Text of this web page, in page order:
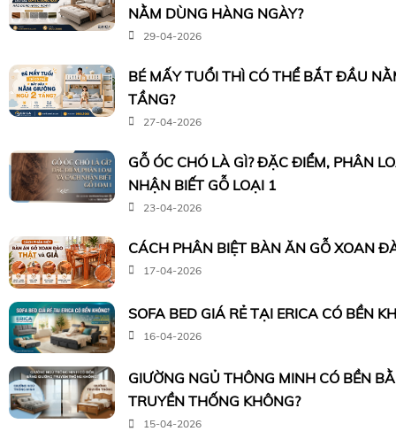
NẰM DÙNG HÀNG NGÀY?
29-04-2026
BÉ MẤY TUỔI THÌ CÓ THỂ BẮT ĐẦU
TẦNG?
27-04-2026
GỖ ÓC CHÓ LÀ GÌ? ĐẶC ĐIỂM, PHÂN
NHẬN BIẾT GỖ LOẠI 1
23-04-2026
CÁCH PHÂN BIỆT BÀN ĂN GỖ XOAN
17-04-2026
SOFA BED GIÁ RẺ TẠI ERICA CÓ BỀN
16-04-2026
GIƯỜNG NGỦ THÔNG MINH CÓ BỀN
TRUYỀN THỐNG KHÔNG?
15-04-2026